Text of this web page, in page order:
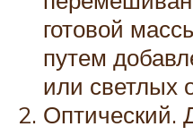
готовой
путем
или светлых
Оптический.